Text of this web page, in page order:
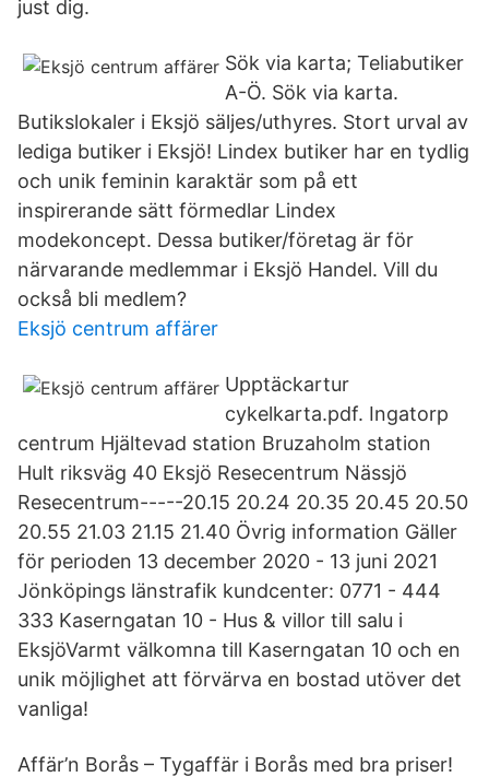
just dig.
Sök via karta; Teliabutiker
A-Ö. Sök via karta.
Butikslokaler i Eksjö säljes/uthyres. Stort urval av
lediga butiker i Eksjö! Lindex butiker har en tydlig
och unik feminin karaktär som på ett
inspirerande sätt förmedlar Lindex
modekoncept. Dessa butiker/företag är för
närvarande medlemmar i Eksjö Handel. Vill du
också bli medlem?
Eksjö centrum affärer
Upptäckartur
cykelkarta.pdf. Ingatorp
centrum Hjältevad station Bruzaholm station
Hult riksväg 40 Eksjö Resecentrum Nässjö
Resecentrum-----20.15 20.24 20.35 20.45 20.50
20.55 21.03 21.15 21.40 Övrig information Gäller
för perioden 13 december 2020 - 13 juni 2021
Jönköpings länstrafik kundcenter: 0771 - 444
333 Kaserngatan 10 - Hus & villor till salu i
EksjöVarmt välkomna till Kaserngatan 10 och en
unik möjlighet att förvärva en bostad utöver det
vanliga!
Affär’n Borås – Tygaffär i Borås med bra priser!